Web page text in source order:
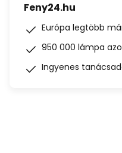
Feny24.hu
Európa legtöbb
950 000 lámpa
Ingyenes